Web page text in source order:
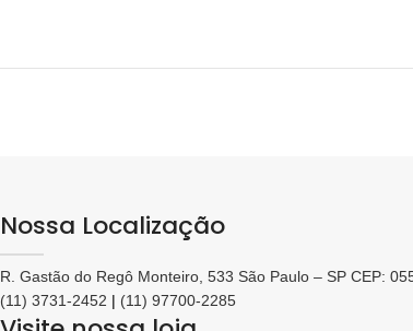
Nossa Localização
R. Gastão do Regô Monteiro, 533 São Paulo – SP CEP:
(11) 3731-2452 | (11) 97700-2285